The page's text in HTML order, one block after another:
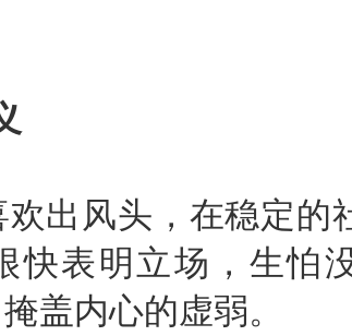
风头，在稳定的
快表明立场，生怕
盖内心的虚弱。